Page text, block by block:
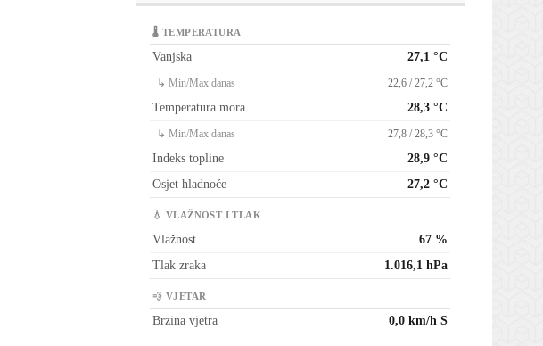
🌡 TEMPERATURA
Vanjska 27,1 °C
↳ Min/Max danas 22,6 / 27,2 °C
Temperatura mora 28,3 °C
↳ Min/Max danas 27,8 / 28,3 °C
Indeks topline
28,9 °C
Osjet hladnoće
27,2 °C
💧 VLAŽNOST I TLAK
Vlažnost
67 %
Tlak zraka
1.016,1 hPa
💨 VJETAR
Brzina vjetra 0,0 km/h S